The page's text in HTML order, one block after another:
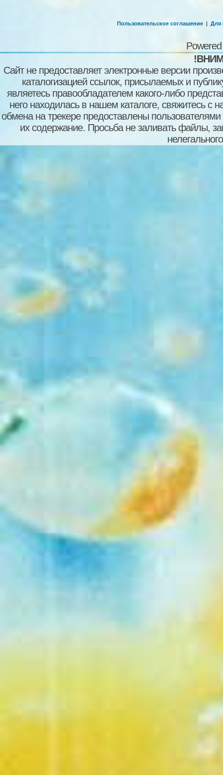
Пользовательское соглашение | Для
Сайт не предоставляет электронные версии
каталогизацией ссылок, присылаемых и
являетесь правообладателем какого-либо
него находилась в нашем каталоге, свяжитесь
обмена на трекере предоставлены пользователями
их содержание. Просьба не заливать файлы,